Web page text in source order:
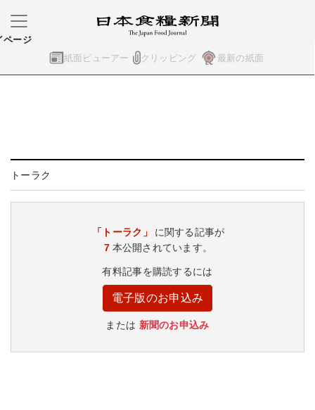
紙面ビューアー クリッピング 最新の紙面
ページ
トーラク
「トーラク」
に関する記事が
7 本公開されています。
有料記事を購読するには
電子版のお申込み
または 新聞のお申込み